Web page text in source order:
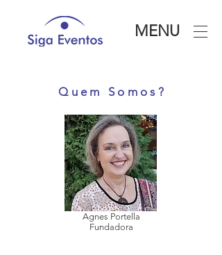
MENU
Q u e m S o m o s ?
Agnes Portella
Fundadora